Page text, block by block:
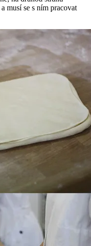
musí se s ním pracovat